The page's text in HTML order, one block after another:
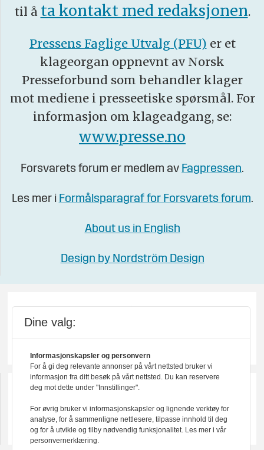
til å ta kontakt med redaksjonen.
Pressens Faglige Utvalg (PFU) er et
klageorgan oppnevnt av Norsk
Presseforbund som behandler klager
mot mediene i presseetiske spørsmål. For
informasjon om klageadgang, se:
www.presse.no
Forsvarets forum er medlem av Fagpressen.
Les mer i Formålsparagraf for Forsvarets forum.
About us in English
Design by Nordström Design
Dine valg:
Informasjonskapsler og personvern
For å gi deg relevante annonser på vårt nettsted bruker vi
informasjon fra ditt besøk på vårt nettsted. Du kan reservere
deg mot dette under "Innstillinger".
For øvrig bruker vi informasjonskapsler og lignende verktøy for
analyse, for å sammenligne nettlesere, tilpasse innhold til deg
og for å utvikle og tilby nødvendig funksjonalitet. Les mer i vår
personvernerklæring.